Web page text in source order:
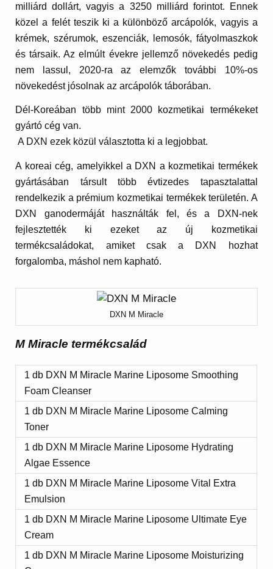
milliárd dollárt, vagyis a 3250 milliárd forintot. Ennek
közel a felét teszik ki a különböző arcápolók, vagyis a
krémek, szérumok, eszenciák, lemosók, fátyolmaszkok
és társaik. Az elmúlt évekre jellemző növekedés pedig
nem lassul, 2020-ra az elemzők további 10%-os
növekedést jósolnak az arcápolók táborában.
Dél-Koreában több mint 2000 kozmetikai termékeket
gyártó cég van.
A DXN ezek közül választotta ki a legjobbat.
A koreai cég, amelyikkel a DXN a kozmetikai termékek
gyártásában társult több évtizedes tapasztalattal
rendelkezik a prémium kozmetikai termékek területén. A
DXN ganodermáját használták fel, és a DXN-nek
fejlesztették ki ezeket az új kozmetikai
termékcsaládokat, amiket csak a DXN hozhat
forgalomba, máshol nem kapható.
DXN M Miracle
M Miracle termékcsalád
1 db DXN M Miracle Marine Liposome Smoothing
Foam Cleanser
1 db DXN M Miracle Marine Liposome Calming
Toner
1 db DXN M Miracle Marine Liposome Hydrating
Algae Essence
1 db DXN M Miracle Marine Liposome Vital Extra
Emulsion
1 db DXN M Miracle Marine Liposome Ultimate Eye
Cream
1 db DXN M Miracle Marine Liposome Moisturizing